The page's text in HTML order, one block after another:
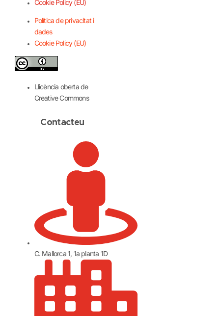
Cookie Policy (EU)
Política de privacitat i
dades
Cookie Policy (EU)
Llicència oberta de
Creative Commons
Contacteu
C. Mallorca 1, 1a planta 1D